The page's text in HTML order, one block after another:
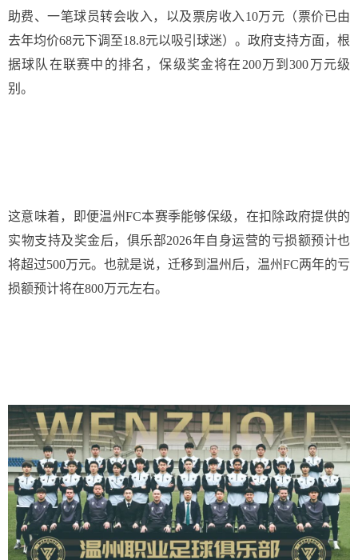
助费、一笔球员转会收入，以及票房收入10万元（票价已由
去年均价68元下调至18.8元以吸引球迷）。政府支持方面，根
据球队在联赛中的排名，保级奖金将在200万到300万元级
别。
这意味着，即便温州FC本赛季能够保级，在扣除政府提供的
实物支持及奖金后，俱乐部2026年自身运营的亏损额预计也
将超过500万元。也就是说，迁移到温州后，温州FC两年的亏
损额预计将在800万元左右。